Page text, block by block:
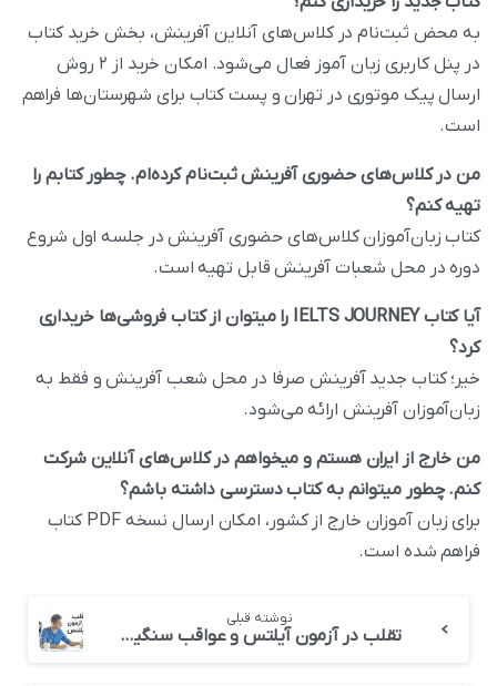
به محض ثبت‌نام در کلاس‌های آنلاین آفرینش، بخش خرید کتاب
در پنل کاربری زبان آموز فعال می‌شود. امکان خرید از ۲ روش
ارسال پیک موتوری در تهران و پست کتاب برای شهرستان‌ها فراهم
است.
من در کلاس‌های حضوری آفرینش ثبت‌نام کرده‌ام. چطور کتابم را
تهیه کنم؟
کتاب زبان‌آموزان کلاس‌های حضوری آفرینش در جلسه اول شروع
دوره در محل شعبات آفرینش قابل تهیه است.
آیا کتاب ‌IELTS JOURNEY را میتوان از کتاب فروشی‌ها خریداری
کرد؟
خیر؛ کتاب جدید آفرینش صرفا در محل شعب آفرینش و فقط به
زبان‌آموزان آفرینش ارائه می‌شود.
من خارج از ایران هستم و میخواهم در کلاس‌های آنلاین شرکت
کنم. چطور میتوانم به کتاب دسترسی داشته باشم؟
برای زبان آموزان خارج از کشور، امکان ارسال نسخه PDF کتاب
فراهم شده است.
نوشته قبلی
تقلب در آزمون آیلتس و عواقب سنگین آن – Updatetd July 2022